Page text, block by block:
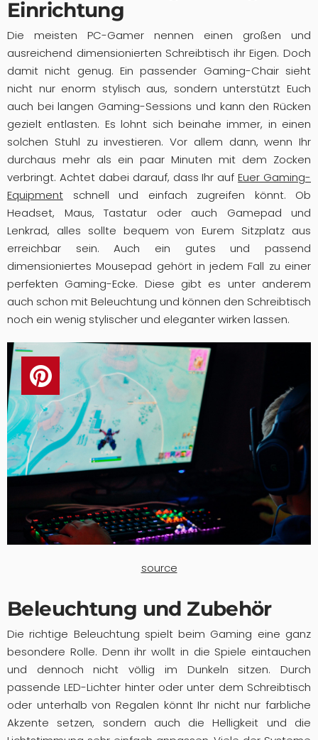
E
c
k
e
s
ti
lv
ol
l
d
e
k
o
ri
e
r
e
n
Einrichtung
Die meisten PC-Gamer nennen einen großen und
ausreichend dimensionierten Schreibtisch ihr Eigen. Doch
damit nicht genug. Ein passender Gaming-Chair sieht
nicht nur enorm stylisch aus, sondern unterstützt Euch
auch bei langen Gaming-Sessions und kann den Rücken
gezielt entlasten. Es lohnt sich beinahe immer, in einen
solchen Stuhl zu investieren. Vor allem dann, wenn Ihr
durchaus mehr als ein paar Minuten mit dem Zocken
verbringt. Achtet dabei darauf, dass Ihr aufEuer Gaming-
Equipment schnell und einfach zugreifen könnt. Ob
Headset, Maus, Tastatur oder auch Gamepad und
Lenkrad, alles sollte bequem von Eurem Sitzplatz aus
erreichbar sein. Auch ein gutes und passend
dimensioniertes Mousepad gehört in jedem Fall zu einer
perfekten Gaming-Ecke. Diese gibt es unter anderem
auch schon mit Beleuchtung und können den Schreibtisch
noch ein wenig stylischer und eleganter wirken lassen.
source
Beleuchtung und Zubehör
Die richtige Beleuchtung spielt beim Gaming eine ganz
besondere Rolle. Denn ihr wollt in die Spiele eintauchen
und dennoch nicht völlig im Dunkeln sitzen. Durch
passende LED-Lichter hinter oder unter dem Schreibtisch
oder unterhalb von Regalen könnt Ihr nicht nur farbliche
Akzente setzen, sondern auch die Helligkeit und die